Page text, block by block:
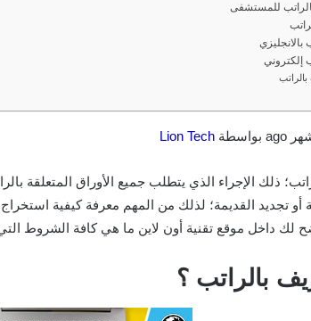
للمستشفى
بالانجليزي
إلكتروني
Lion Tech
ذلك الإجراء الذي يتطلب جميع الأوراق المتعلقة
أو تجديد القديمة؛ لذلك من المهم معرفة كيفية
لك داخل موقع تقنية أون لاين ما هي كافة الشروط
بالراتب ؟